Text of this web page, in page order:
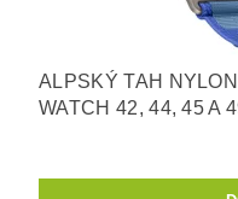
ALPSKÝ TAH
WATCH 42, 44, 45 A